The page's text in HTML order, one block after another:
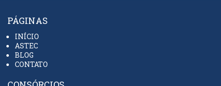
PÁGINAS
INÍCIO
ASTEC
BLOG
CONTATO